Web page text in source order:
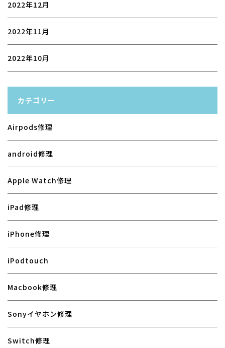
2022年12月
2022年11月
2022年10月
カテゴリー
Airpods修理
android修理
Apple Watch修理
iPad修理
iPhone修理
iPodtouch
Macbook修理
Sonyイヤホン修理
Switch修理